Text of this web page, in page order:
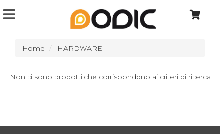
Home HARDWARE
Non ci sono prodotti che corrispondono ai criteri di ricerca